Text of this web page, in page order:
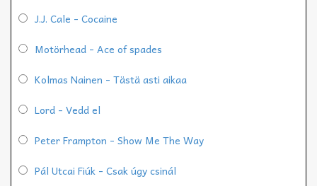
J.J. Cale - Cocaine
Motörhead - Ace of spades
Kolmas Nainen - Tästä asti aikaa
Lord - Vedd el
Peter Frampton - Show Me The Way
Pál Utcai Fiúk - Csak úgy csinál